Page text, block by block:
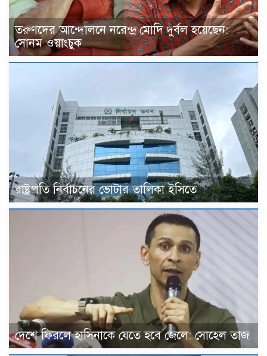
তরুণদের আন্দোলনে নরেন্দ্র মোদি দুর্বল হয়েছেন:
সোনম ওয়াংচুক
রাষ্ট্রপতি নির্বাচনের ভোটার তালিকা ইসিতে
দেশে ফিরলে হাসিনাকে যেতে হবে জেলে: সোহেল তাজ